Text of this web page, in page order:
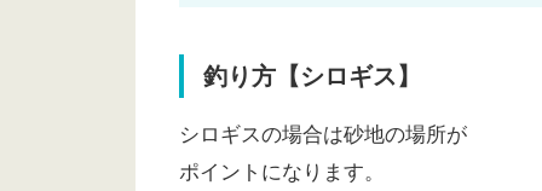
釣り方【シロギス】
シロギスの場合は砂地の場所が
ポイントになります。